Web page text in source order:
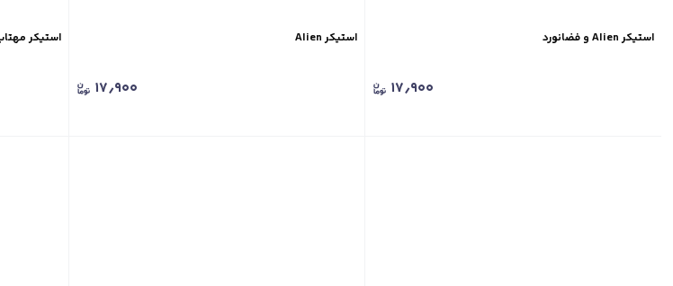
استیکر Alien و فضانورد
۱۷٫۹۰۰
استیکر Alien
۱۷٫۹۰۰
استیکر